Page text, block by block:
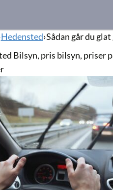
Hedensted›Sådan går du
Bilsyn, pris bilsyn, priser